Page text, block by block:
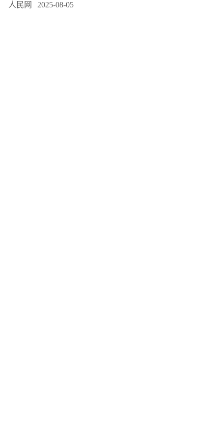
人民网 2025-08-05